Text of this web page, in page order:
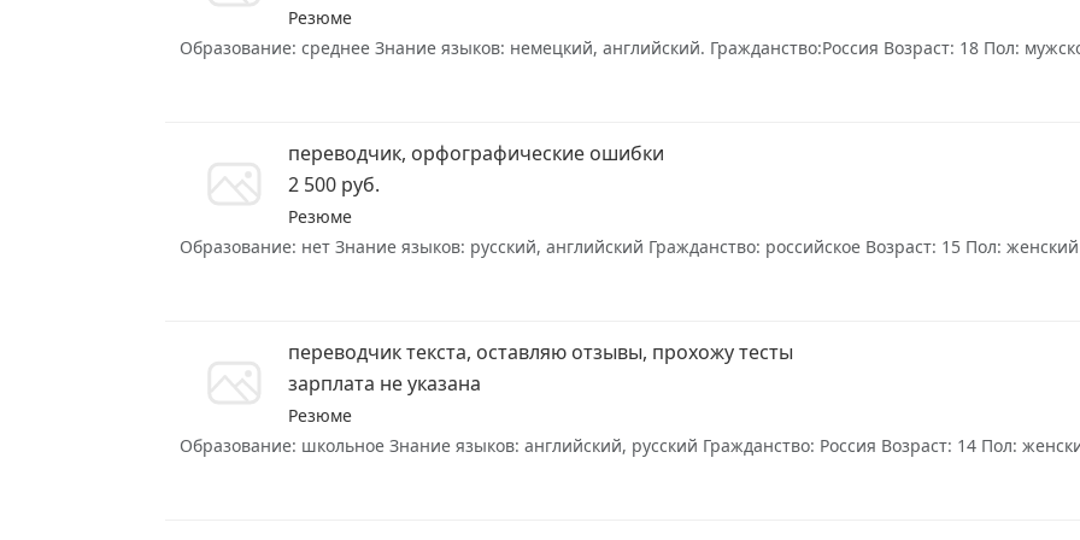
Резюме
Образование: среднее Знание языков: немецкий, английский. Гражданство:Россия Возраст: 18 Пол:
переводчик, орфографические ошибки
2 500 руб.
Резюме
Образование: нет Знание языков: русский, английский Гражданство: российское Возраст: 15 Пол:
переводчик текста, оставляю отзывы, прохожу тесты
зарплата не указана
Резюме
Образование: школьное Знание языков: английский, русский Гражданство: Россия Возраст: 14 Пол: